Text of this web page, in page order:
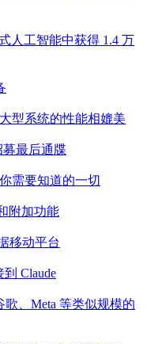
人工智能中获得 1.4 万
型系统的性能相媲美
募最后通牒
需要知道的一切
附加功能
移动平台
Claude
、Meta 等类似规模的